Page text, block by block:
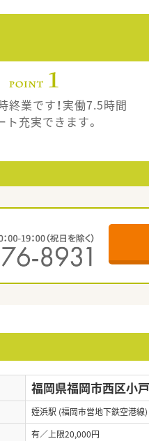
終業です！実働7.5時間
充実できます。
福岡県福岡市西区小
姪浜駅 (福岡市営地下鉄空港線)
有／上限20,000円